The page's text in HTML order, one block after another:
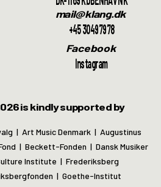
mail@klang.dk
+45 30497978
Facebook
Instagram
is kindly supported by
| Art Music Denmark | Augustinus
| Beckett-Fonden | Dansk Musiker
Institute | Frederiksberg
| Goethe-Institut